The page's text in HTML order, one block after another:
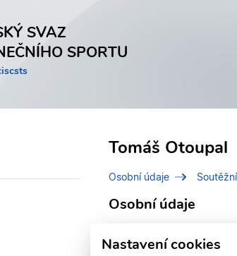
SVAZ
SPORTU
Tomáš Otoupal
Osobní údaje
Osobní údaje
Identifikační číslo (IDT)
Nastavení cookies